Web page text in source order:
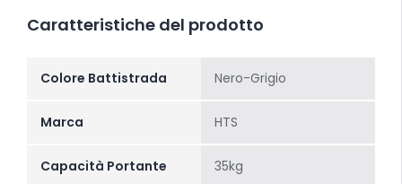
Caratteristiche del prodotto
Colore Battistrada Nero-Grigio
Marca HTS
Capacità Portante 35kg